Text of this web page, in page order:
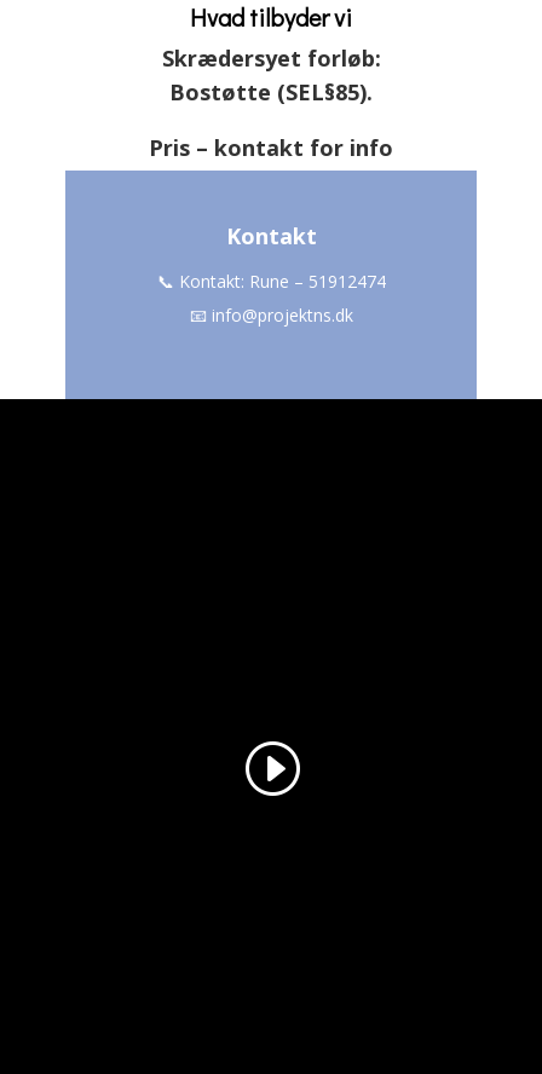
Hvad tilbyder vi
Skrædersyet forløb:
Bostøtte (SEL§85).
Pris – kontakt for info
Kontakt
📞 Kontakt: Rune – 51912474
📧 info@projektns.dk